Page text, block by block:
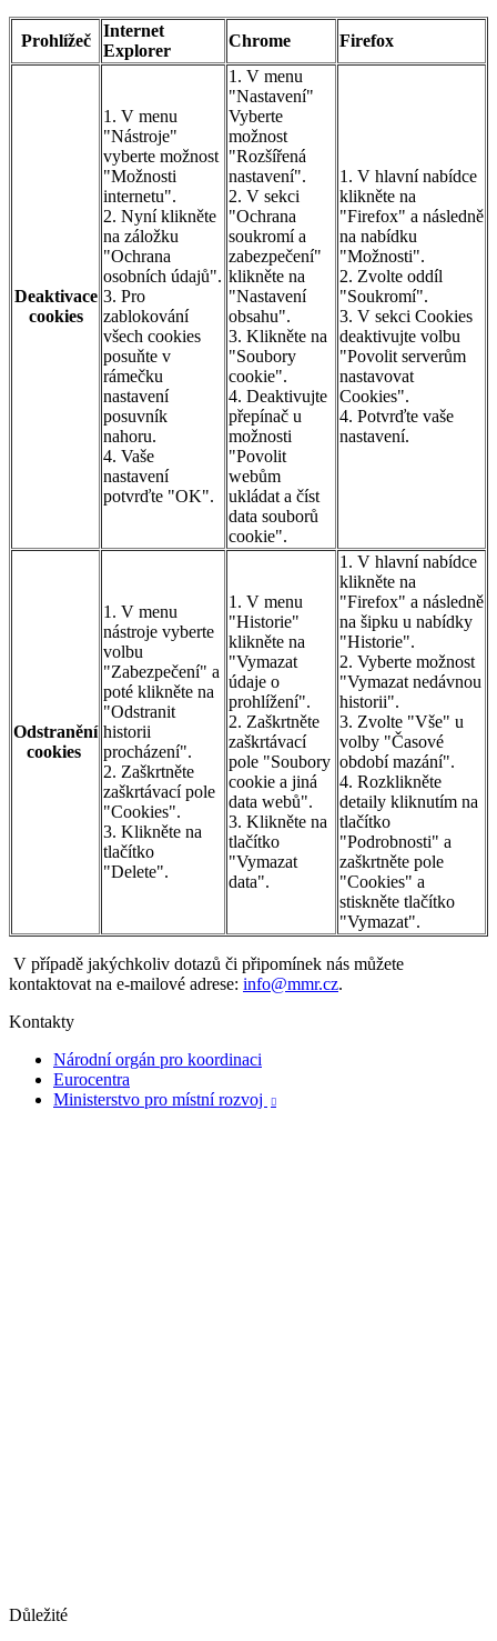
Prohlížeč
Internet
Explorer
Chrome Firefox
Deaktivace
cookies
1. V menu
"Nástroje"
vyberte možnost
"Možnosti
internetu".
2. Nyní klikněte
na záložku
"Ochrana
osobních údajů".
3. Pro
zablokování
všech cookies
posuňte v
rámečku
nastavení
posuvník
nahoru.
4. Vaše
nastavení
potvrďte "OK".
1. V menu
"Nastavení"
Vyberte
možnost
"Rozšířená
nastavení".
2. V sekci
"Ochrana
soukromí a
zabezpečení"
klikněte na
"Nastavení
obsahu".
3. Klikněte na
"Soubory
cookie".
4. Deaktivujte
přepínač u
možnosti
"Povolit
webům
ukládat a číst
data souborů
cookie".
1. V hlavní nabídce
klikněte na
"Firefox" a následně
na nabídku
"Možnosti".
2. Zvolte oddíl
"Soukromí".
3. V sekci Cookies
deaktivujte volbu
"Povolit serverům
nastavovat
Cookies".
4. Potvrďte vaše
nastavení.
Odstranění
cookies
1. V menu
nástroje vyberte
volbu
"Zabezpečení" a
poté klikněte na
"Odstranit
historii
procházení".
2. Zaškrtněte
zaškrtávací pole
"Cookies".
3. Klikněte na
tlačítko
"Delete".
1. V menu
"Historie"
klikněte na
"Vymazat
údaje o
prohlížení".
2. Zaškrtněte
zaškrtávací
pole "Soubory
cookie a jiná
data webů".
3. Klikněte na
tlačítko
"Vymazat
data".
1. V hlavní nabídce
klikněte na
"Firefox" a následně
na šipku u nabídky
"Historie".
2. Vyberte možnost
"Vymazat nedávnou
historii".
3. Zvolte "Vše" u
volby "Časové
období mazání".
4. Rozklikněte
detaily kliknutím na
tlačítko
"Podrobnosti" a
zaškrtněte pole
"Cookies" a
stiskněte tlačítko
"Vymazat".
V případě jakýchkoliv dotazů či připomínek nás můžete
kontaktovat na e-mailové adrese: info@mmr.cz.
Kontakty
Národní orgán pro koordinaci
Eurocentra
Ministerstvo pro místní rozvoj

Důležité